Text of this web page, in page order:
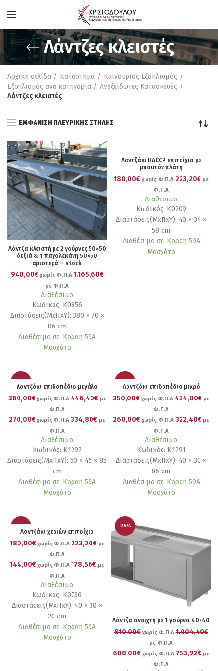
Λάντζες κλειστές
Αρχική σελίδα Κατάστημα
Καινούριος Εξοπλισμός
Εξοπλισμός ανά κατηγορία
Ανοξείδωτες Κατασκευές
Λάντζες κλειστές
ΕΜΦΆΝΙΣΗ ΠΛΕΥΡΙΚΉΣ ΣΤΉΛΗΣ
Λάντζα κλειστή με 2 γούρνες 50×50
δεξιά & 1 παγολεκάνη 50×50
αριστερά – stock
940,00€ χωρίς Φ.Π.Α 1.165,60€
με Φ.Π.Α
Διαθέσιμο
Κωδικός: Κ0856
Διαστάσεις(ΜxΠxΥ): 380 × 70 ×
86 cm
Διαθέσιμο σε: Κοραή 59Α
Μοσχάτο
Λαντζάκι HACCP επιτοίχιο με
μπουτόν πλάτη
180,00€ χωρίς Φ.Π.Α 223,20€ με
Φ.Π.Α
Διαθέσιμο
Κωδικός: Κ0209
Διαστάσεις(ΜxΠxΥ): 40 × 34 ×
58 cm
Διαθέσιμο σε: Κοραή 59Α
Μοσχάτο
Λαντζάκι επιδαπέδιο μεγάλο
360,00€χωρίς Φ.Π.Α446,40€με
Φ.Π.Α
270,00€ χωρίς Φ.Π.Α 334,80€ με
Φ.Π.Α
Διαθέσιμο
Κωδικός: Κ1292
Διαστάσεις(ΜxΠxΥ): 50 × 45 × 85
cm
Διαθέσιμο σε: Κοραή 59Α
Μοσχάτο
Λαντζάκι επιδαπέδιο μικρό
350,00€χωρίς Φ.Π.Α434,00€με
Φ.Π.Α
260,00€ χωρίς Φ.Π.Α 322,40€ με
Φ.Π.Α
Διαθέσιμο
Κωδικός: Κ1291
Διαστάσεις(ΜxΠxΥ): 40 × 30 ×
85 cm
Διαθέσιμο σε: Κοραή 59Α
Μοσχάτο
Λαντζάκι χεριών επιτοίχιο
180,00€χωρίς Φ.Π.Α223,20€με
Φ.Π.Α
144,00€ χωρίς Φ.Π.Α 178,56€ με
Φ.Π.Α
Διαθέσιμο
Κωδικός: Κ0736
Διαστάσεις(ΜxΠxΥ): 40 × 30 ×
20 cm
Διαθέσιμο σε: Κοραή 59Α
Μοσχάτο
-25%
Λάντζα ανοιχτή με 1 γούρνα 40×40
810,00€χωρίς Φ.Π.Α1.004,40€
με Φ.Π.Α
608,00€ χωρίς Φ.Π.Α 753,92€ με
Φ.Π.Α